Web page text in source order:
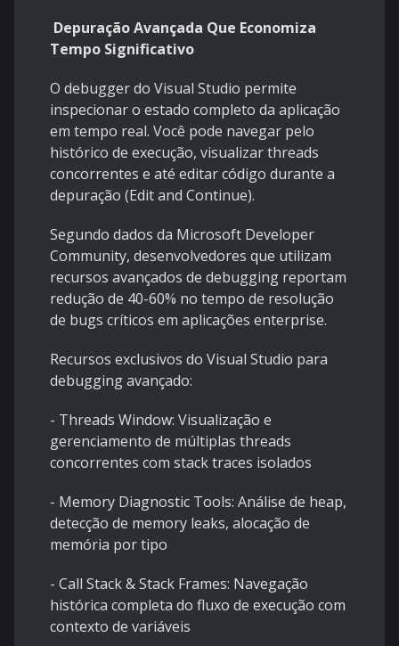
Depuração Avançada Que Economiza
Tempo Significativo
O debugger do Visual Studio permite
inspecionar o estado completo da aplicação
em tempo real. Você pode navegar pelo
histórico de execução, visualizar threads
concorrentes e até editar código durante a
depuração (Edit and Continue).
Segundo dados da Microsoft Developer
Community, desenvolvedores que utilizam
recursos avançados de debugging reportam
redução de 40-60% no tempo de resolução
de bugs críticos em aplicações enterprise.
Recursos exclusivos do Visual Studio para
debugging avançado:
- Threads Window: Visualização e
gerenciamento de múltiplas threads
concorrentes com stack traces isolados
- Memory Diagnostic Tools: Análise de heap,
detecção de memory leaks, alocação de
memória por tipo
- Call Stack & Stack Frames: Navegação
histórica completa do fluxo de execução com
contexto de variáveis